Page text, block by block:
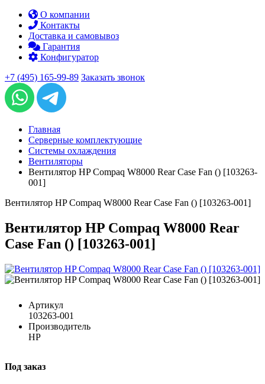
О компании
Контакты
Доставка и самовывоз
Гарантия
Конфигуратор
+7 (495) 165-99-89 Заказать звонок
Главная
Серверные комплектующие
Системы охлаждения
Вентиляторы
Вентилятор HP Compaq W8000 Rear Case Fan () [103263-
001]
Вентилятор HP Compaq W8000 Rear Case Fan () [103263-001]
Вентилятор HP Compaq W8000 Rear
Case Fan () [103263-001]
Артикул
103263-001
Производитель
HP
Под заказ